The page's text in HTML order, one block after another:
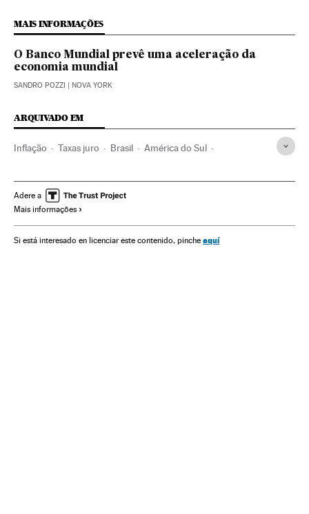
MAIS INFORMAÇÕES
O Banco Mundial prevê uma aceleração da
economia mundial
SANDRO POZZI | NOVA YORK
ARQUIVADO EM
Inflação Taxas juro Brasil América do Sul
Copom Banco Central do Brasil
IPCA
Economia
Adere a
Mais informações
Si está interesado en licenciar este contenido, pinche aquí